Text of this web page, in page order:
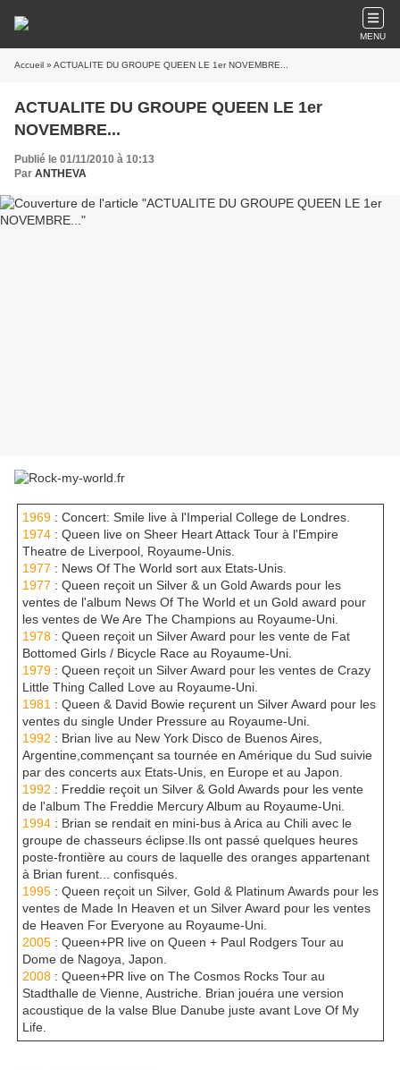
MENU
Accueil » ACTUALITE DU GROUPE QUEEN LE 1er NOVEMBRE...
ACTUALITE DU GROUPE QUEEN LE 1er
NOVEMBRE...
Publié le 01/11/2010 à 10:13
Par ANTHEVA
1969: Concert: Smile live à l'Imperial College de Londres.
1974: Queen live on Sheer Heart Attack Tour à l'Empire
Theatre de Liverpool, Royaume-Unis.
1977 : News Of The World sort aux Etats-Unis.
1977 : Queen reçoit un Silver & un Gold Awards pour les
ventes de l'album News Of The World et un Gold award pour
les ventes de We Are The Champions au Royaume-Uni.
1978: Queen reçoit un Silver Award pour les vente de Fat
Bottomed Girls / Bicycle Race au Royaume-Uni.
1979: Queen reçoit un Silver Award pour les ventes de Crazy
Little Thing Called Love au Royaume-Uni.
1981 : Queen & David Bowie reçurent un Silver Award pour les
ventes du single Under Pressure au Royaume-Uni.
1992 : Brian live au New York Disco de Buenos Aires,
Argentine,commençant sa tournée en Amérique du Sud suivie
par des concerts aux Etats-Unis, en Europe et au Japon.
1992 : Freddie reçoit un Silver & Gold Awards pour les vente
de l'album The Freddie Mercury Album au Royaume-Uni.
1994: Brian se rendait en mini-bus à Arica au Chili avec le
groupe de chasseurs éclipse.Ils ont passé quelques heures
poste-frontière au cours de laquelle des oranges appartenant
à Brian furent... confisqués.
1995: Queen reçoit un Silver, Gold & Platinum Awards pour les
ventes de Made In Heaven et un Silver Award pour les ventes
de Heaven For Everyone au Royaume-Uni.
2005: Queen+PR live on Queen + Paul Rodgers Tour au
Dome de Nagoya, Japon.
2008: Queen+PR live on The Cosmos Rocks Tour au
Stadthalle de Vienne, Austriche. Brian jouéra une version
acoustique de la valse Blue Danube juste avant Love Of My
Life.